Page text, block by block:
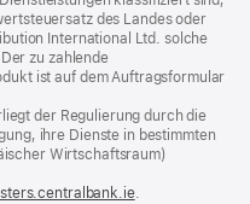
des Landes oder
International Ltd. solche
zu zahlende
ist auf dem Auftragsformular
der Regulierung durch die
ihre Dienste in bestimmten
Wirtschaftsraum)
(Öffnet
.